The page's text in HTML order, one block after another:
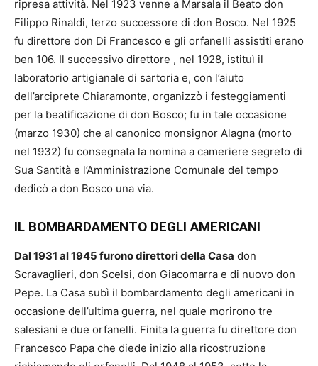
ripresa attività. Nel 1923 venne a Marsala il Beato don
Filippo Rinaldi, terzo successore di don Bosco. Nel 1925
fu direttore don Di Francesco e gli orfanelli assistiti erano
ben 106. Il successivo direttore , nel 1928, istituì il
laboratorio artigianale di sartoria e, con l’aiuto
dell’arciprete Chiaramonte, organizzò i festeggiamenti
per la beatificazione di don Bosco; fu in tale occasione
(marzo 1930) che al canonico monsignor Alagna (morto
nel 1932) fu consegnata la nomina a cameriere segreto di
Sua Santità e l’Amministrazione Comunale del tempo
dedicò a don Bosco una via.
IL BOMBARDAMENTO DEGLI AMERICANI
Dal 1931 al 1945 furono direttori della Casa don
Scravaglieri, don Scelsi, don Giacomarra e di nuovo don
Pepe. La Casa subì il bombardamento degli americani in
occasione dell’ultima guerra, nel quale morirono tre
salesiani e due orfanelli. Finita la guerra fu direttore don
Francesco Papa che diede inizio alla ricostruzione